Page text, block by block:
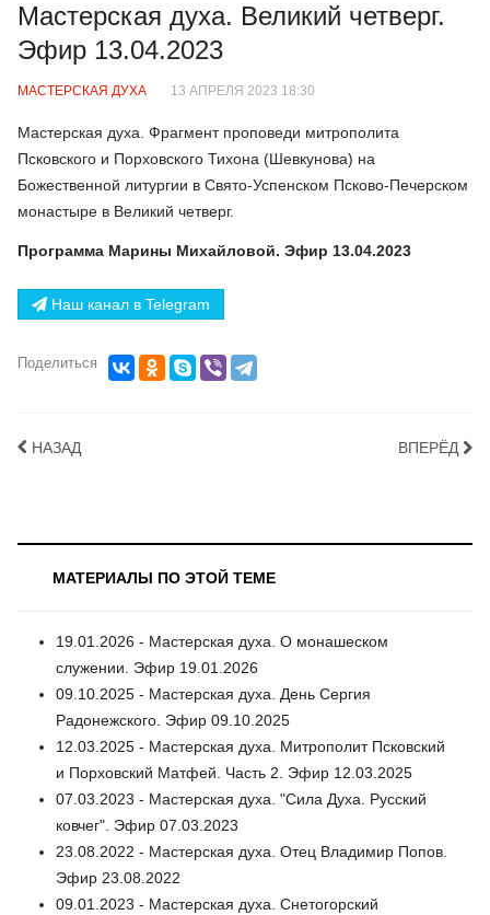
Мастерская духа. Великий четверг.
Эфир 13.04.2023
МАСТЕРСКАЯ ДУХА 13 АПРЕЛЯ 2023 18:30
Мастерская духа. Фрагмент проповеди митрополита
Псковского и Порховского Тихона (Шевкунова) на
Божественной литургии в Свято-Успенском Псково-Печерском
монастыре в Великий четверг.
Программа Марины Михайловой. Эфир 13.04.2023
Наш канал в Telegram
Поделиться
НАЗАД ВПЕРЁД
МАТЕРИАЛЫ ПО ЭТОЙ ТЕМЕ
19.01.2026 - Мастерская духа. О монашеском
служении. Эфир 19.01.2026
09.10.2025 - Мастерская духа. День Сергия
Радонежского. Эфир 09.10.2025
12.03.2025 - Мастерская духа. Митрополит Псковский
и Порховский Матфей. Часть 2. Эфир 12.03.2025
07.03.2023 - Мастерская духа. "Сила Духа. Русский
ковчег". Эфир 07.03.2023
23.08.2022 - Мастерская духа. Отец Владимир Попов.
Эфир 23.08.2022
09.01.2023 - Мастерская духа. Снетогорский